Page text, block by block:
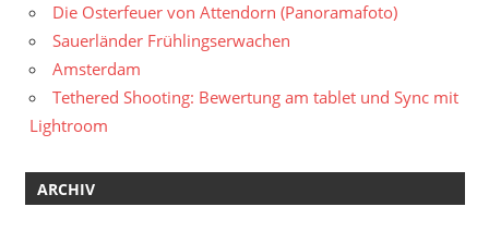
Die Osterfeuer von Attendorn (Panoramafoto)
Sauerländer Frühlingserwachen
Amsterdam
Tethered Shooting: Bewertung am tablet und Sync mit
Lightroom
ARCHIV